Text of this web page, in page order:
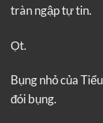
tràn ngập tự tin.
Ọt.
Bụng nhỏ của
đói bụng.